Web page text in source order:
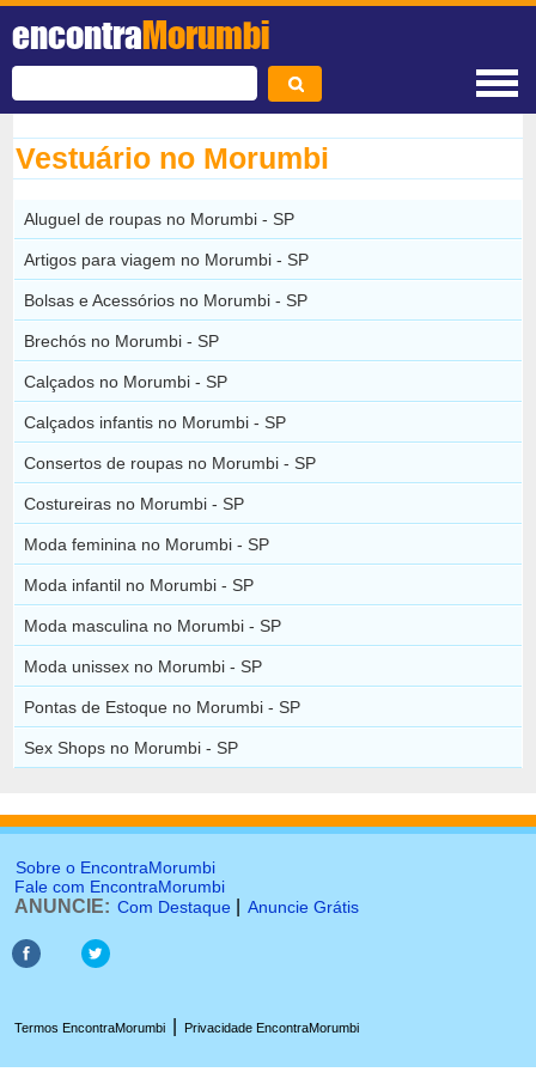
encontraMorumbi
Vestuário no Morumbi
Aluguel de roupas no Morumbi - SP
Artigos para viagem no Morumbi - SP
Bolsas e Acessórios no Morumbi - SP
Brechós no Morumbi - SP
Calçados no Morumbi - SP
Calçados infantis no Morumbi - SP
Consertos de roupas no Morumbi - SP
Costureiras no Morumbi - SP
Moda feminina no Morumbi - SP
Moda infantil no Morumbi - SP
Moda masculina no Morumbi - SP
Moda unissex no Morumbi - SP
Pontas de Estoque no Morumbi - SP
Sex Shops no Morumbi - SP
Sobre o EncontraMorumbi
Fale com EncontraMorumbi
ANUNCIE: Com Destaque Anuncie Grátis
Termos EncontraMorumbi Privacidade EncontraMorumbi